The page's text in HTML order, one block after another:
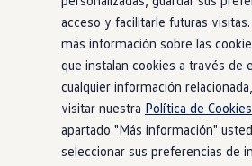
acceso y facilitarle futuras
más información sobre las
que instalan cookies a través de
cualquier información
visitar nuestra Política de Cookies
apartado "Más información"
seleccionar sus preferencias de
página
Ofertas y promociones
Precios Especiales
Renueva tu Volkswagen
Trae un amigo a Volkswagen
Financiación Volkswagen
Volkswagen Flex &
Renting
Vehículos de ocasión
Concursos Volkswagen
Clientes
Espaciopara